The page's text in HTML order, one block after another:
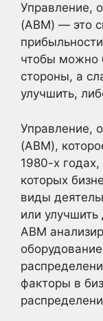
Управление,
(ABM) — это
чтобы можно
стороны, а
улучшить,
Управление,
(ABM),
1980-х
которых
виды
или
ABM
факторы в